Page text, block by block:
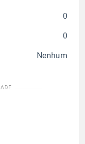
0
0
Nenhum